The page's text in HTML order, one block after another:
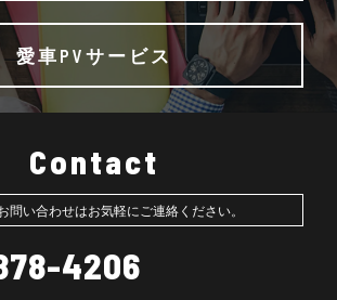
愛車PVサービス
Contact
問い合わせはお気軽にご連絡ください。
4206